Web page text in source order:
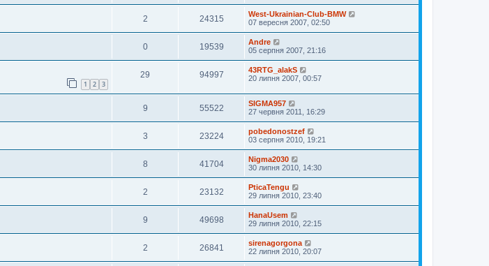
2 24315
West-Ukrainian-Club-BMW
07 вересня 2007, 02:50
0 19539
Andre
05 серпня 2007, 21:16
1 2 3
29 94997
43RTG_alakS
20 липня 2007, 00:57
9 55522
SIGMA957
27 червня 2011, 16:29
3 23224
pobedonostzef
03 серпня 2010, 19:21
8 41704
Nigma2030
30 липня 2010, 14:30
2 23132
PticaTengu
29 липня 2010, 23:40
9 49698
HanaUsem
29 липня 2010, 22:15
2 26841
sirenagorgona
22 липня 2010, 20:07